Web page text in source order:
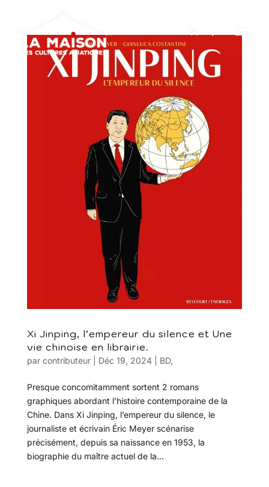
Xi Jinping, l’empereur du silence et Une
vie chinoise en librairie.
par contributeur| Déc 19, 2024| BD,
Presque concomitamment sortent 2 romans
graphiques abordant l’histoire contemporaine de la
Chine. Dans Xi Jinping, l’empereur du silence, le
journaliste et écrivain Éric Meyer scénarise
précisément, depuis sa naissance en 1953, la
biographie du maître actuel de la...